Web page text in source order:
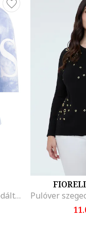
Logós batikolt mintájú modáltartalmú body